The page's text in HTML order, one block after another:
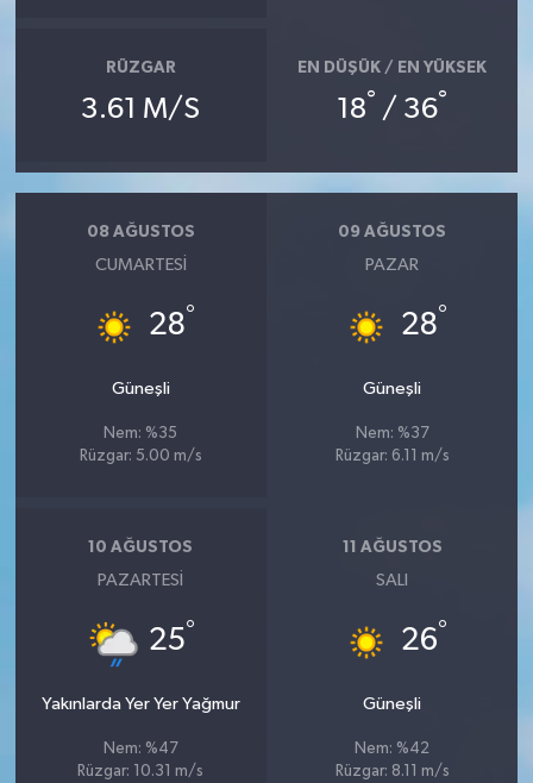
RÜZGAR
3.61 M/S
EN DÜŞÜK / EN YÜKSEK
18° / 36°
08 AĞUSTOS
CUMARTESI
28°
Güneşli
Nem: %35
Rüzgar: 5.00 m/s
09 AĞUSTOS
PAZAR
28°
Güneşli
Nem: %37
Rüzgar: 6.11 m/s
10 AĞUSTOS
PAZARTESI
25°
Yakınlarda Yer Yer Yağmur
Nem: %47
Rüzgar: 10.31 m/s
11 AĞUSTOS
SALI
26°
Güneşli
Nem: %42
Rüzgar: 8.11 m/s